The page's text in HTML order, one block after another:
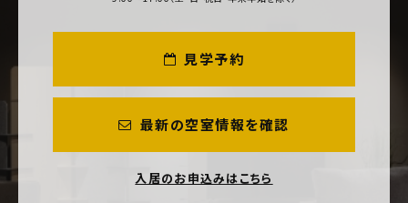
見学予約
最新の空室情報を確認
入居のお申込みはこちら